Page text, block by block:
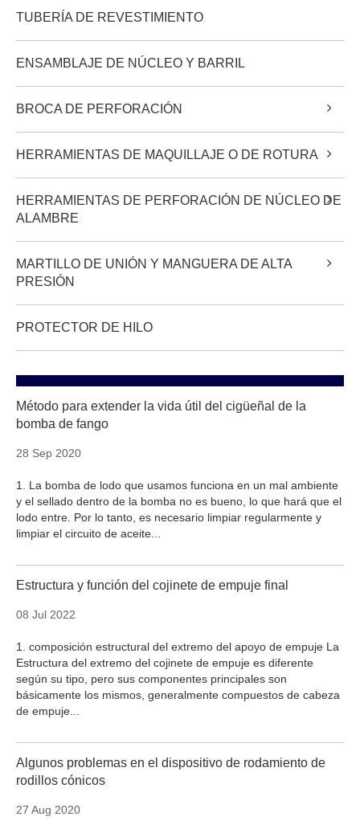
TUBERÍA DE REVESTIMIENTO
ENSAMBLAJE DE NÚCLEO Y BARRIL
BROCA DE PERFORACIÓN
HERRAMIENTAS DE MAQUILLAJE O DE ROTURA
HERRAMIENTAS DE PERFORACIÓN DE NÚCLEO DE
ALAMBRE
MARTILLO DE UNIÓN Y MANGUERA DE ALTA
PRESIÓN
PROTECTOR DE HILO
Método para extender la vida útil del cigüeñal de la
bomba de fango
28 Sep 2020
1. La bomba de lodo que usamos funciona en un mal ambiente
y el sellado dentro de la bomba no es bueno, lo que hará que el
lodo entre. Por lo tanto, es necesario limpiar regularmente y
limpiar el circuito de aceite...
Estructura y función del cojinete de empuje final
08 Jul 2022
1. composición estructural del extremo del apoyo de empuje La
Estructura del extremo del cojinete de empuje es diferente
según su tipo, pero sus componentes principales son
básicamente los mismos, generalmente compuestos de cabeza
de empuje...
Algunos problemas en el dispositivo de rodamiento de
rodillos cónicos
27 Aug 2020